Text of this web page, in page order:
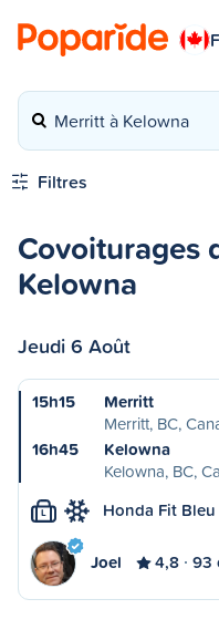
Merritt à Kelowna
Filtres
Covoiturages
Kelowna
Jeudi 6 Août
15h15
Merritt
Merritt, BC,
16h45
Kelowna
Kelowna, BC,
L Honda Fit
Joel 4,8 93